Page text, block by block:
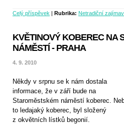
Celý příspěvek | Rubrika: Netradiční
KVĚTINOVÝ KOBEREC NA
NÁMĚSTÍ - PRAHA
4. 9. 2010
Někdy v srpnu se k nám dostala
informace, že v září bude na
Staroměstském náměstí koberec.
to ledajaký koberec, byl složený
z okvětních lístků begonií.